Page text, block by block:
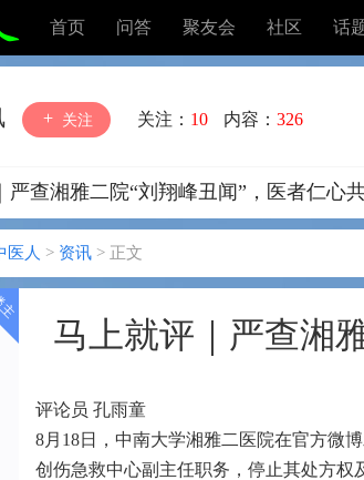
首页 问答 聚友会 社区 话
关注 关注： 10 内容： 326
严查湘雅二院“刘翔峰丑闻”，医者仁心
医人 > 资讯 > 正文
马上就评｜严查湘
评论员 孔雨童
8月18日，中南大学湘雅二医院在官方微
创伤急救中心副主任职务，停止其处方权